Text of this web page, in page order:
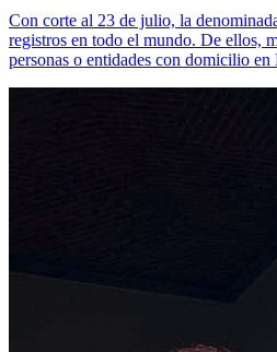
Con corte al 23 de julio, la
registros en todo el mundo. De ellos,
personas o entidades con domicilio en